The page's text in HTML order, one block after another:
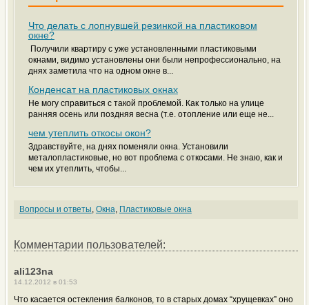
Что делать с лопнувшей резинкой на пластиковом
окне?
Получили квартиру с уже установленными пластиковыми
окнами, видимо установлены они были непрофессионально, на
днях заметила что на одном окне в...
Конденсат на пластиковых окнах
Не могу справиться с такой проблемой. Как только на улице
ранняя осень или поздняя весна (т.е. отопление или еще не...
чем утеплить откосы окон?
Здравствуйте, на днях поменяли окна. Установили
металопластиковые, но вот проблема с откосами. Не знаю, как и
чем их утеплить, чтобы...
Вопросы и ответы, Окна, Пластиковые окна
Комментарии пользователей:
ali123na
14.12.2012 в 01:53
Что касается остекления балконов, то в старых домах “хрущевках” оно